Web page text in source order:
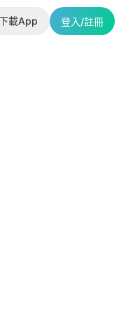
載App 登入/註冊